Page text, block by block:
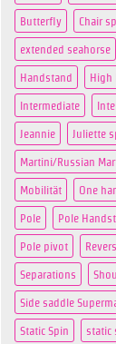
Butterfly Chair
extended seahorse
Handstand High
Intermediate
Jeannie Juliette
Martini/Russian
Mobilität One
Pole Pole
Pole pivot
Separations
Side saddle
Static Spin static